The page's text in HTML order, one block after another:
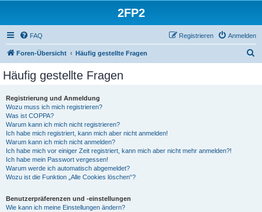
2FP2
FAQ Anmelden
Registrieren
Foren-Übersicht Häufig gestellte Fragen
Häufig gestellte Fragen
Registrierung und Anmeldung
Wozu muss ich mich registrieren?
Was ist COPPA?
Warum kann ich mich nicht registrieren?
Ich habe mich registriert, kann mich aber nicht anmelden!
Warum kann ich mich nicht anmelden?
Ich habe mich vor einiger Zeit registriert, kann mich aber nicht mehr anmelden?!
Ich habe mein Passwort vergessen!
Warum werde ich automatisch abgemeldet?
Wozu ist die Funktion „Alle Cookies löschen“?
Benutzerpräferenzen und -einstellungen
Wie kann ich meine Einstellungen ändern?